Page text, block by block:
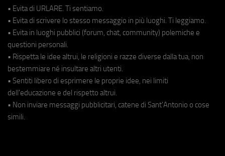
• Evita di URLARE. Ti sentiamo.
• Evita di scrivere lo stesso messaggio in più luoghi. Ti leggiamo.
• Evita in luoghi pubblici (forum, chat, community) polemiche e
questioni personali.
• Rispetta le idee altrui, le religioni e razze diverse dalla tua, non
bestemmiare né insultare altri utenti.
• Sentiti libero di esprimere le proprie idee, nei limiti
dell'educazione e del rispetto altrui.
• Non inviare messaggi pubblicitari, catene di Sant'Antonio o cose
simili.